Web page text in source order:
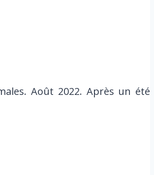
Août 2022. Après un été